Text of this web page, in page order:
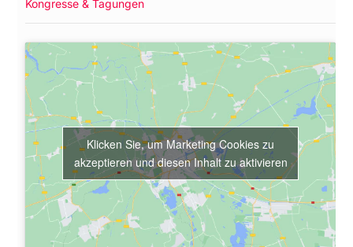
Kongresse & Tagungen
Klicken Sie, um Marketing Cookies zu
akzeptieren und diesen Inhalt zu aktivieren